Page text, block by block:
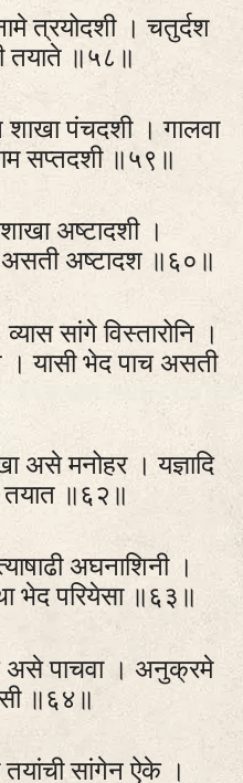
नामे त्रयोदशी । चतुर्दश
तयाते ॥५८॥
पंचदशी । गालवा
सप्तदशी ॥५९॥
अष्टादशी ।
अष्टादश ॥६०॥
सांगे विस्तारोनि ।
। यासी भेद पाच असती
असे मनोहर । यज्ञादि
तयात ॥६२॥
अघनाशिनी ।
भेद परियेसा ॥६३॥
असे पाचवा । अनुक्रमे
॥६४॥
सांगेन ऐके ।